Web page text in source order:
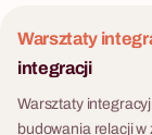
Warsztaty
integracji
Warsztaty
budowania relacji